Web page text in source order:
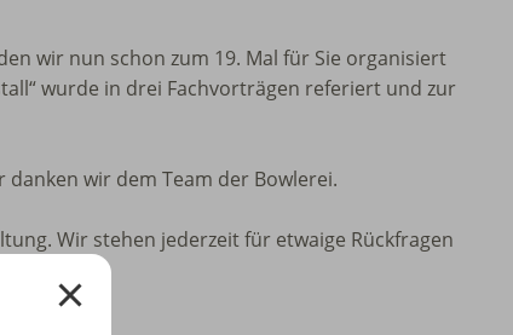
wir nun schon zum 19. Mal für Sie organisiert
wurde in drei Fachvorträgen referiert und zur
wir dem Team der Bowlerei.
Wir stehen jederzeit für etwaige Rückfragen